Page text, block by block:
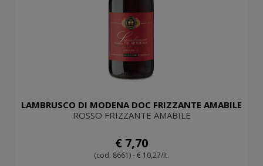
LAMBRUSCO DI MODENA DOC FRIZZANTE AMABILE
ROSSO FRIZZANTE AMABILE
€ 7,70
(cod. 8661) - € 10,27/lt.